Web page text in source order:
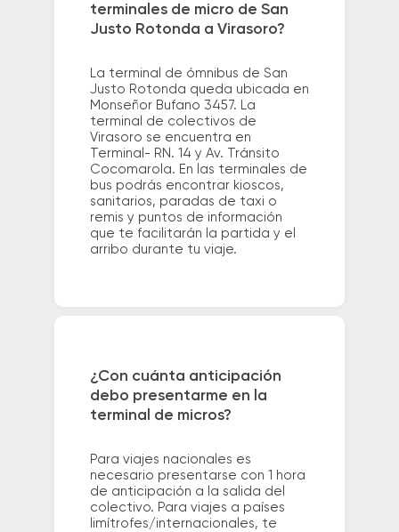
terminales de micro de San
Justo Rotonda a Virasoro?
La terminal de ómnibus de San
Justo Rotonda queda ubicada en
Monseñor Bufano 3457. La
terminal de colectivos de
Virasoro se encuentra en
Terminal- RN. 14 y Av. Tránsito
Cocomarola. En las terminales de
bus podrás encontrar kioscos,
sanitarios, paradas de taxi o
remis y puntos de información
que te facilitarán la partida y el
arribo durante tu viaje.
¿Con cuánta anticipación
debo presentarme en la
terminal de micros?
Para viajes nacionales es
necesario presentarse con 1 hora
de anticipación a la salida del
colectivo. Para viajes a países
limítrofes/internacionales, te